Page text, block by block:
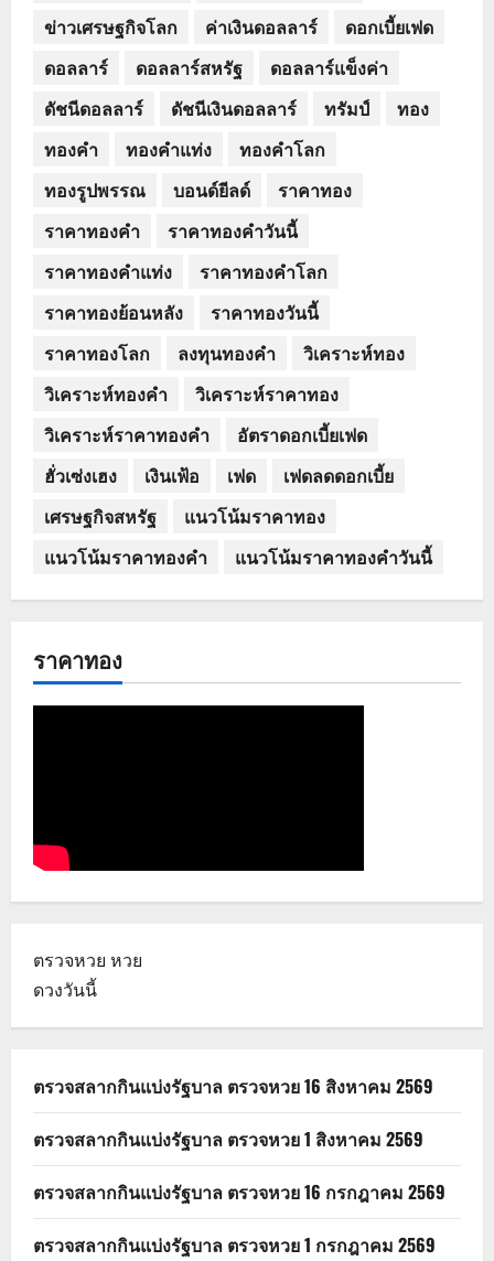
ข่าวเศรษฐกิจโลก ค่าเงินดอลลาร์
ดอกเบี้ยเฟด
ดอลลาร์
ดอลลาร์สหรัฐ
ดอลลาร์แข็งค่า
ดัชนีดอลลาร์
ดัชนีเงินดอลลาร์ ทรัมป์
ทอง
ทองคำ
ทองคำแท่ง
ทองคำโลก
ทองรูปพรรณ
บอนด์ยีลด์
ราคาทอง
ราคาทองคำ
ราคาทองคำวันนี้
ราคาทองคำแท่ง
ราคาทองคำโลก
ราคาทองย้อนหลัง
ราคาทองวันนี้
ราคาทองโลก
ลงทุนทองคำ
วิเคราะห์ทอง
วิเคราะห์ทองคำ
วิเคราะห์ราคาทอง
วิเคราะห์ราคาทองคำ
อัตราดอกเบี้ยเฟด
ฮั่วเซ่งเฮง
เงินเฟ้อ เฟด
เฟดลดดอกเบี้ย
เศรษฐกิจสหรัฐ
แนวโน้มราคาทอง
แนวโน้มราคาทองคำ
แนวโน้มราคาทองคำวันนี้
ราคาทอง
ตรวจหวย หวย
ดวงวันนี้
ตรวจสลากกินแบ่งรัฐบาล ตรวจหวย 16 สิงหาคม 2569
ตรวจสลากกินแบ่งรัฐบาล ตรวจหวย 1 สิงหาคม 2569
ตรวจสลากกินแบ่งรัฐบาล ตรวจหวย 16 กรกฎาคม 2569
ตรวจสลากกินแบ่งรัฐบาล ตรวจหวย 1 กรกฎาคม 2569